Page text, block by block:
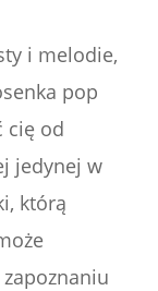
i melodie,
pop
cię od
jedynej w
którą